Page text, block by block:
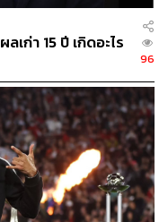
ป็นสถานที่แห่งความทรง
าอย่างรุนแรงในปี 2022
าซ เมื่อสองปีก่อนหน้า
กเหล่านั้นออกไป
หากใครจะมองว่าเขา
ด์สแลม เพราะสิ่งที่
วัลมาครองได้สำเร็จ
ก่า 15 ปี เกิดอะไร
96